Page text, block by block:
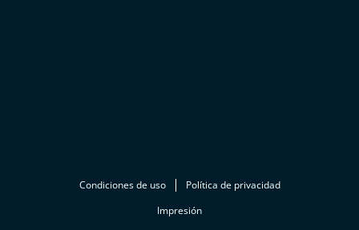
Condiciones de uso
Política de privacidad
Impresión